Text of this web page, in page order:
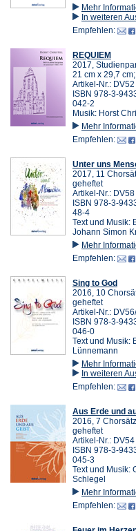
Mehr
In weiteren
Empfehlen:
REQUIEM
2017,
21 cm x 29,7
Artikel-Nr.: DV52
ISBN 978-3-
042-2
Musik: Horst
Mehr
Empfehlen:
Unter uns
2017, 11
geheftet
Artikel-Nr.: DV58
ISBN 978-3-
48-4
Text und Musik:
Johann Simon
Mehr
Empfehlen:
Sing to God
2016, 10
geheftet
Artikel-Nr.:
ISBN 978-3-
046-0
Text und Musik:
Lünnemann
Mehr
In weiteren
Empfehlen:
Aus Erde und
2016, 7
geheftet
Artikel-Nr.: DV54
ISBN 978-3-
045-3
Text und Musik:
Schlegel
Mehr
Empfehlen: